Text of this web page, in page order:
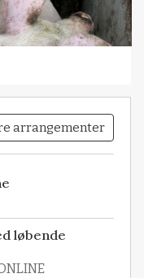
arrangementer
løbende